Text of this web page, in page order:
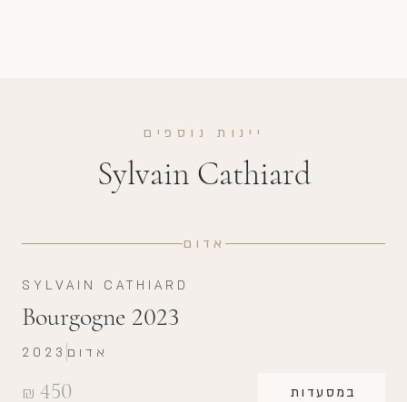
יינות נוספים
Sylvain Cathiard
אדום
SYLVAIN CATHIARD
Bourgogne 2023
₪ 450 במסעדות
2023 אדום